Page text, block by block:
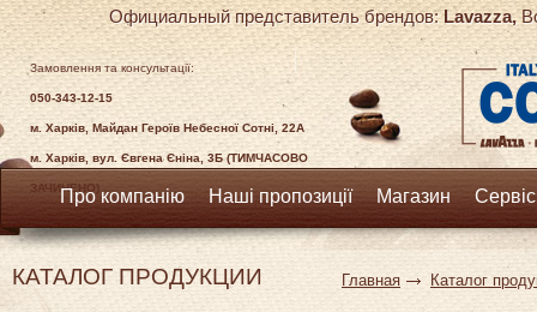
Официальный представитель брендов:Lavazza,
Замовлення та консультації:
050-343-12-15
м. Харків, Майдан Героїв Небесної Сотні, 22А
м. Харків, вул. Євгена Єніна, 3Б (ТИМЧАСОВО
ЗАЧИНЕНО)
Про компанію Наші пропозиції Магазин
КАТАЛОГ ПРОДУКЦИИ Главная Каталог